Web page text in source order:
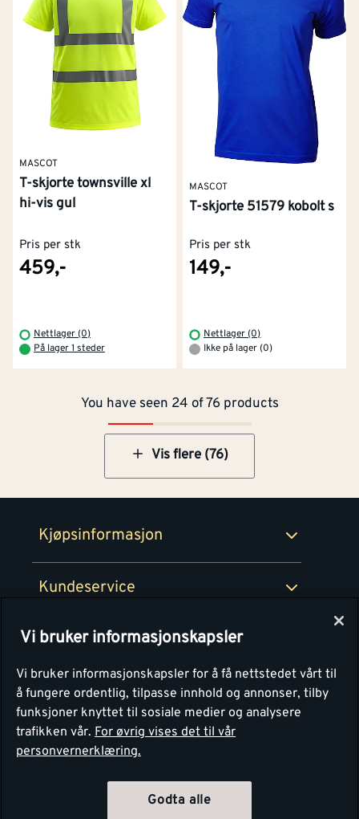
MASCOT
T-skjorte townsville xl
hi-vis gul
Pris per stk
459,-
Nettlager (0)
På lager 1 steder
MASCOT
T-skjorte 51579 kobolt s
Pris per stk
149,-
Nettlager (0)
Ikke på lager (0)
You have seen 24 of 76 products
Vis flere (76)
Kjøpsinformasjon
Betaling
Retur- og angrerettsskjema
Kundeservice
Medlemsavtaler
Montér
Om Montér
Personvern
Våre kjøkkensentre
Vi bruker informasjonskapsler
Vi bruker informasjonskapsler for å få nettstedet vårt til
å fungere ordentlig, tilpasse innhold og annonser, tilby
funksjoner knyttet til sosiale medier og analysere
trafikken vår. For øvrig vises det til vår
personvernerklæring.
Godta alle